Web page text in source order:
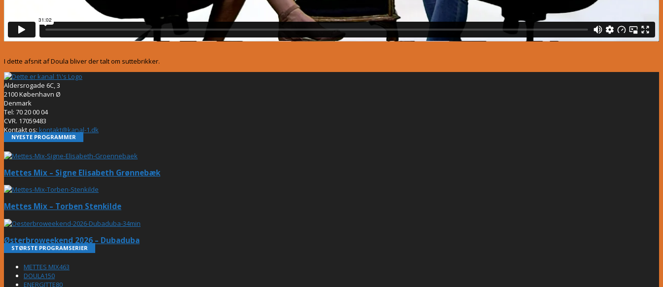
I dette afsnit af Doula bliver der talt om suttebrikker.
Aldersrogade 6C, 3
2100 København Ø
Denmark
Tel: 70 20 00 04
CVR. 17059483
Kontakt os: kontakt@kanal-1.dk
NYESTE PROGRAMMER
Mettes Mix – Signe Elisabeth Grønnebæk
Mettes Mix – Torben Stenkilde
Østerbroweekend 2026 – Dubaduba
STØRSTE PROGRAMSERIER
METTES MIX463
DOULA150
ENERGITTE80